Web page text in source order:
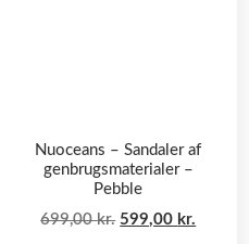
Nuoceans – Sandaler af
genbrugsmaterialer –
Pebble
699,00kr. 599,00 kr.